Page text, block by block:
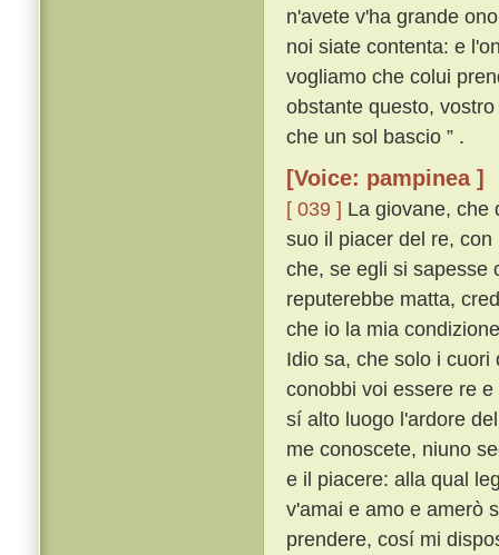
n'avete v'ha grande
noi siate contenta: e
vogliamo che colui
obstante questo,
che un sol bascio ” .
[Voice: pampinea ]
[ 039 ] La giovane, che
suo il piacer del re,
che, se egli si sapesse
reputerebbe matta,
che io la mia
Idio sa, che solo i
conobbi voi essere re
sí alto luogo l'ardore
me conoscete, niuno
e il piacere: alla qual
v'amai e amo e amerò
prendere, cosí mi